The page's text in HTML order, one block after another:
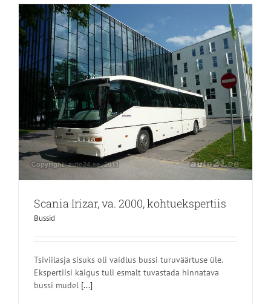
Scania Irizar, va. 2000, kohtuekspertiis
Bussid
Tsiviilasja sisuks oli vaidlus bussi turuväärtuse üle.
Ekspertiisi käigus tuli esmalt tuvastada hinnatava
bussi mudel [...]